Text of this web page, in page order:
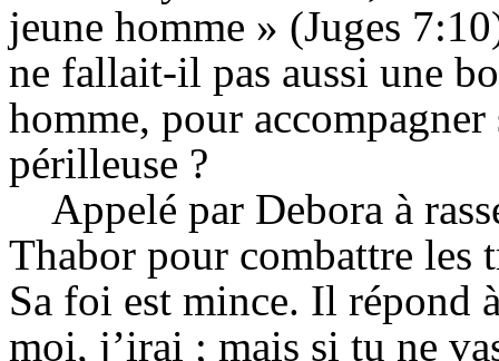
jeune homme » (Juges
ne fallait-il pas aussi une
homme, pour
périlleuse ?
Appelé par Debora à
Thabor pour combattre les
Sa foi est mince. Il répond
moi, j’irai ; mais si tu ne